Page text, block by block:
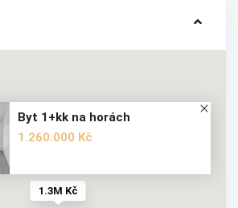
1.3M Kč
Byt 1+kk na horách
1.260.000 Kč